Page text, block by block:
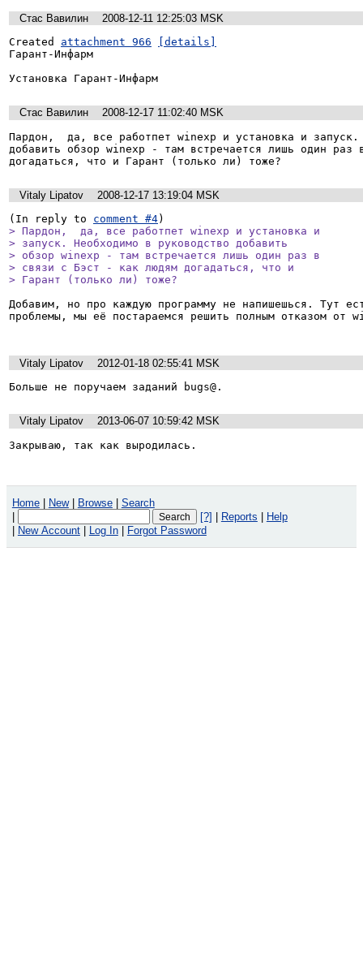
Стас Вавилин
2008-12-11 12:25:03 MSK
Created attachment 966
[details]
Гарант-Инфарм
Установка Гарант-Инфарм
Стас Вавилин
2008-12-17 11:02:40 MSK
Пардон,  да, все работпет winexp и установка и запуск.
добавить обзор winexp - там встречается лишь один
Vitaly Lipatov
2008-12-17 13:19:04 MSK
(In reply to comment #4
> Пардон,  да, все работпет winexp и установка и
> запуск. Необходимо в руководство добавить
> обзор winexp - там встречается лишь один раз в
> связи с Бэст - как людям догадаться, что и
> Гарант (только ли) тоже?
Добавим, но про каждую программу не напишешься. Тут
проблемы, мы её постараемся решить полным отказом от
Vitaly Lipatov
2012-01-18 02:55:41 MSK
Больше не поручаем заданий bugs@.
Vitaly Lipatov
2013-06-07 10:59:42 MSK
Закрываю, так как выродилась.
Home New Browse
Search
[?] Reports
Help
New Account Log In Forgot Password